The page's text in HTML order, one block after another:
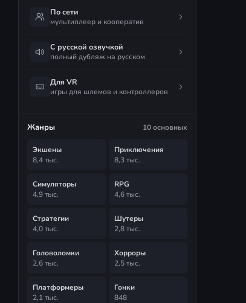
По сети
мультиплеер и кооператив
С русской озвучкой
полный дубляж на русском
Для VR
игры для шлемов и контроллеров
Жанры 10 основных
Экшены
8,4 тыс.
Приключения
8,3 тыс.
Симуляторы
4,9 тыс.
RPG
4,6 тыс.
Стратегии
4,0 тыс.
Шутеры
2,8 тыс.
Головоломки
2,6 тыс.
Хорроры
2,5 тыс.
Платформеры
2,1 тыс.
Гонки
848